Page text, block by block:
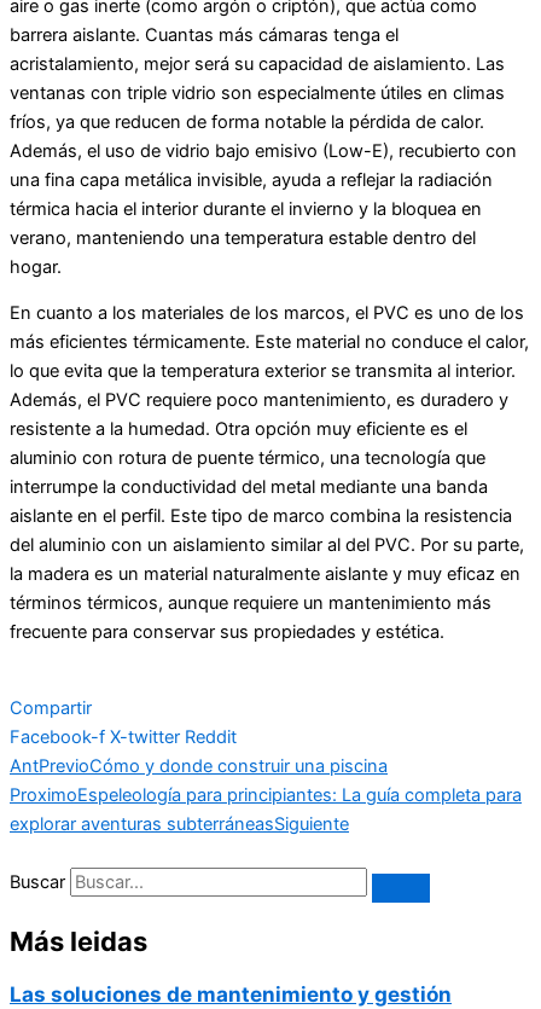
aire o gas inerte (como argón o criptón), que actúa como
barrera aislante. Cuantas más cámaras tenga el
acristalamiento, mejor será su capacidad de aislamiento. Las
ventanas con triple vidrio son especialmente útiles en climas
fríos, ya que reducen de forma notable la pérdida de calor.
Además, el uso de vidrio bajo emisivo (Low-E), recubierto con
una fina capa metálica invisible, ayuda a reflejar la radiación
térmica hacia el interior durante el invierno y la bloquea en
verano, manteniendo una temperatura estable dentro del
hogar.
En cuanto a los materiales de los marcos, el PVC es uno de los
más eficientes térmicamente. Este material no conduce el calor,
lo que evita que la temperatura exterior se transmita al interior.
Además, el PVC requiere poco mantenimiento, es duradero y
resistente a la humedad. Otra opción muy eficiente es el
aluminio con rotura de puente térmico, una tecnología que
interrumpe la conductividad del metal mediante una banda
aislante en el perfil. Este tipo de marco combina la resistencia
del aluminio con un aislamiento similar al del PVC. Por su parte,
la madera es un material naturalmente aislante y muy eficaz en
términos térmicos, aunque requiere un mantenimiento más
frecuente para conservar sus propiedades y estética.
Compartir
Facebook-f X-twitter Reddit
AntPrevioCómo y donde construir una piscina
ProximoEspeleología para principiantes: La guía completa para
explorar aventuras subterráneasSiguiente
Buscar
Más leidas
Las soluciones de mantenimiento y gestión